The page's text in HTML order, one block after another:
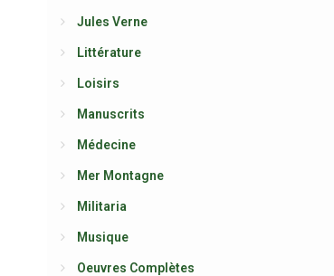
Jules Verne
Littérature
Loisirs
Manuscrits
Médecine
Mer Montagne
Militaria
Musique
Oeuvres Complètes